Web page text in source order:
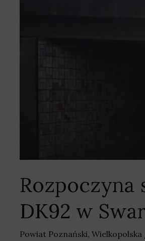
DK92 w
Powiat Poznański, Wielkopolska